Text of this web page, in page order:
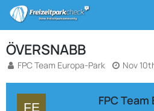
ÖVERSNABB
FPC Team Europa-Park Nov
FPC